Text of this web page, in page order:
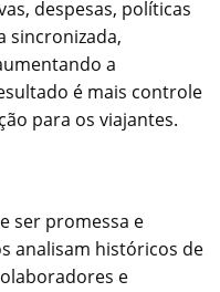
despesas, políticas
sincronizada,
a
é mais controle
para os viajantes.
ser promessa e
analisam históricos de
e